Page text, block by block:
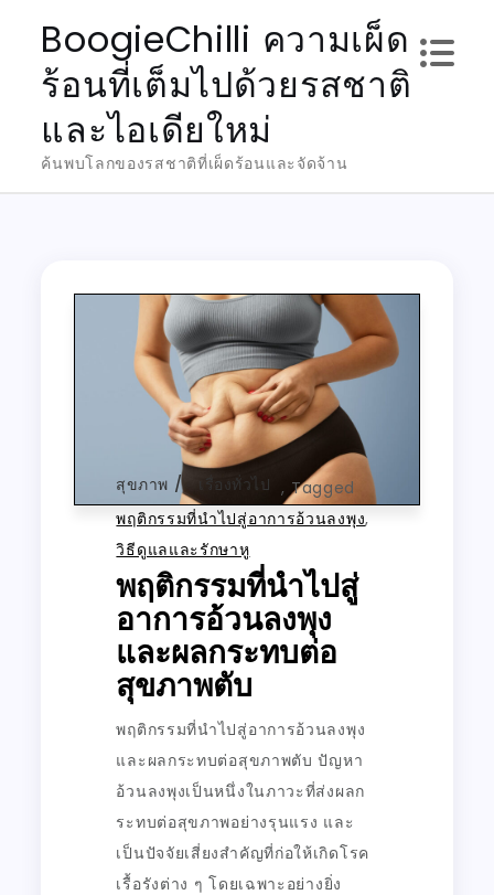
content
BoogieChilli ความเผ็ด
ร้อนที่เต็มไปด้วยรสชาติ
และไอเดียใหม่
ค้นพบโลกของรสชาติที่เผ็ดร้อนและจัดจ้าน
สุขภาพ ,
เรื่องทั่วไป
Tagged
พฤติกรรมที่นำไปสู่อาการอ้วนลงพุง,
วิธีดูแลและรักษาหู
พฤติกรรมที่นำไปสู่
อาการอ้วนลงพุง
และผลกระทบต่อ
สุขภาพตับ
พฤติกรรมที่นำไปสู่อาการอ้วนลงพุง
และผลกระทบต่อสุขภาพตับ ปัญหา
อ้วนลงพุงเป็นหนึ่งในภาวะที่ส่งผลก
ระทบต่อสุขภาพอย่างรุนแรง และ
เป็นปัจจัยเสี่ยงสำคัญที่ก่อให้เกิดโรค
เรื้อรังต่าง ๆ โดยเฉพาะอย่างยิ่ง